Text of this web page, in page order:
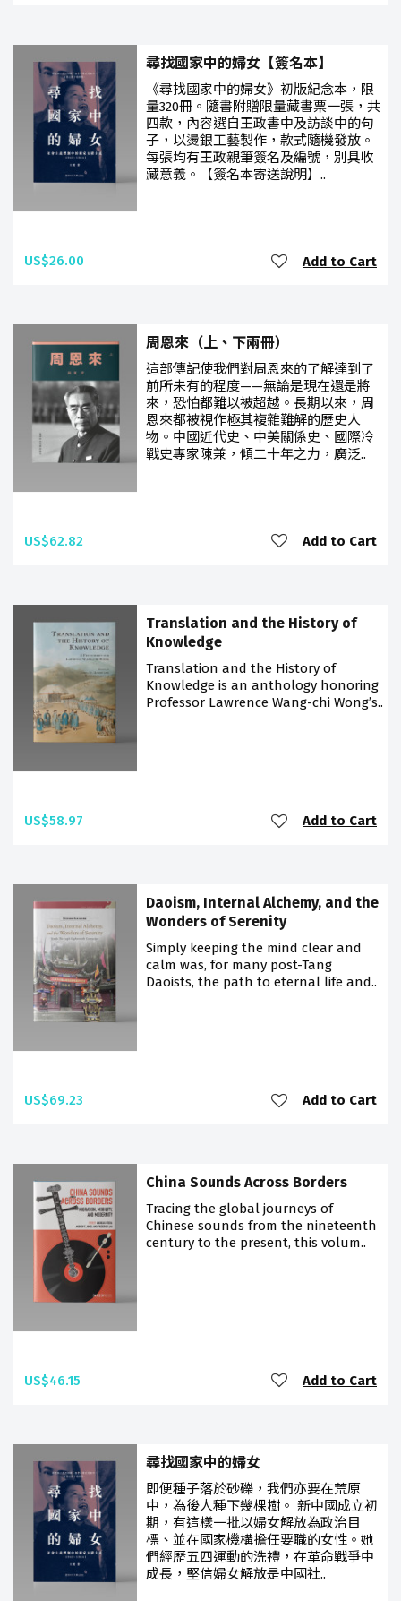
尋找國家中的婦女【簽名本】
《尋找國家中的婦女》初版紀念本，限
量320冊。隨書附贈限量藏書票一張，共
四款，內容選自王政書中及訪談中的句
子，以燙銀工藝製作，款式隨機發放。
每張均有王政親筆簽名及編號，別具收
藏意義。【簽名本寄送說明】..
US$26.00 Add to Cart
周恩來（上、下兩冊）
這部傳記使我們對周恩來的了解達到了
前所未有的程度——無論是現在還是將
來，恐怕都難以被超越。長期以來，周
恩來都被視作極其複雜難解的歷史人
物。中國近代史、中美關係史、國際冷
戰史專家陳兼，傾二十年之力，廣泛..
US$62.82 Add to Cart
Translation and the History of
Knowledge
Translation and the History of
Knowledge is an anthology honoring
Professor Lawrence Wang-chi Wong’s..
US$58.97 Add to Cart
Daoism, Internal Alchemy, and the
Wonders of Serenity
Simply keeping the mind clear and
calm was, for many post-Tang
Daoists, the path to eternal life and..
US$69.23 Add to Cart
China Sounds Across Borders
Tracing the global journeys of
Chinese sounds from the nineteenth
century to the present, this volum..
US$46.15 Add to Cart
尋找國家中的婦女
即便種子落於砂礫，我們亦要在荒原
中，為後人種下幾棵樹。 新中國成立初
期，有這樣一批以婦女解放為政治目
標、並在國家機構擔任要職的女性。她
們經歷五四運動的洗禮，在革命戰爭中
成長，堅信婦女解放是中國社..